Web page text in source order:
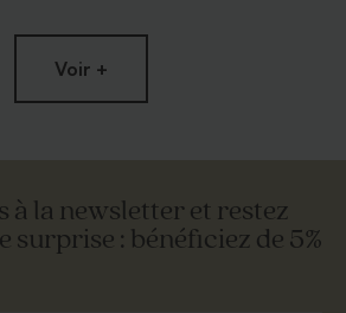
Voir +
à la newsletter et restez
surprise : bénéficiez de 5%